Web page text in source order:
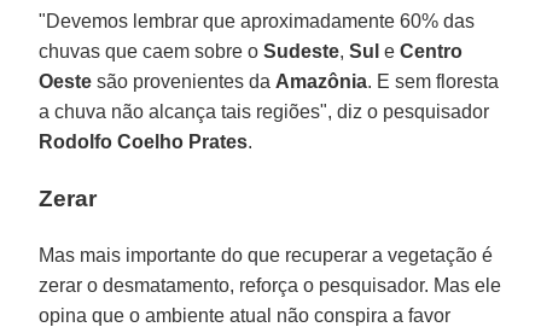
"Devemos lembrar que aproximadamente 60% das
chuvas que caem sobre oSudeste,Sul eCentro
Oeste são provenientes da Amazônia. E sem floresta
a chuva não alcança tais regiões", diz o pesquisador
Rodolfo Coelho Prates.
Zerar
Mas mais importante do que recuperar a vegetação é
zerar o desmatamento, reforça o pesquisador. Mas ele
opina que o ambiente atual não conspira a favor